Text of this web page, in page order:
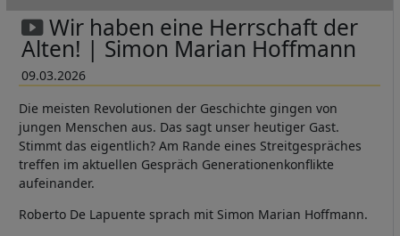
09.03.2026
Wir haben eine Herrschaft der
Alten! | Simon Marian Hoffmann
Die meisten Revolutionen der Geschichte gingen von
jungen Menschen aus. Das sagt unser heutiger Gast.
Stimmt das eigentlich? Am Rande eines Streitgespräches
treffen im aktuellen Gespräch Generationenkonflikte
aufeinander.
Roberto De Lapuente sprach mit Simon Marian Hoffmann.